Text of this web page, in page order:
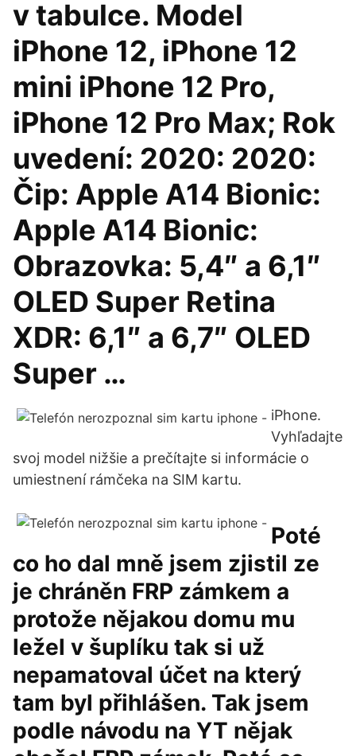
v tabulce. Model
iPhone 12, iPhone 12
mini iPhone 12 Pro,
iPhone 12 Pro Max; Rok
uvedení: 2020: 2020:
Čip: Apple A14 Bionic:
Apple A14 Bionic:
Obrazovka: 5,4″ a 6,1″
OLED Super Retina
XDR: 6,1″ a 6,7″ OLED
Super …
iPhone.
Vyhľadajte
svoj model nižšie a prečítajte si informácie o
umiestnení rámčeka na SIM kartu.
Poté
co ho dal mně jsem zjistil ze
je chráněn FRP zámkem a
protože nějakou domu mu
ležel v šuplíku tak si už
nepamatoval účet na který
tam byl přihlášen. Tak jsem
podle návodu na YT nějak